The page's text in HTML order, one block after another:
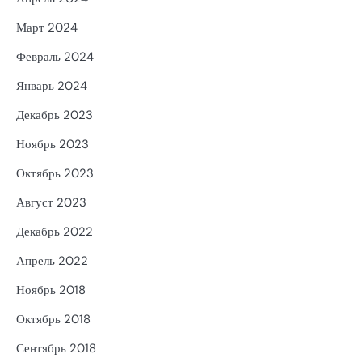
Март 2024
Февраль 2024
Январь 2024
Декабрь 2023
Ноябрь 2023
Октябрь 2023
Август 2023
Декабрь 2022
Апрель 2022
Ноябрь 2018
Октябрь 2018
Сентябрь 2018